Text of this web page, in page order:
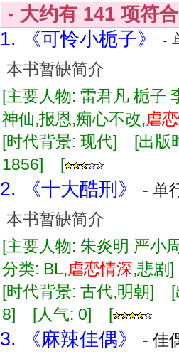
- 大约有 141 项符
1. 《可怜小栀子》
-
本书暂缺简介
[主要人物: 雷君凡 栀
神仙,报恩,痴心不改,虐
[时代背景: 现代] [出
1856] [
2. 《十大酷刑》
- 单
本书暂缺简介
[主要人物: 朱炎明 严
分类: BL,虐恋情深,悲
[时代背景: 古代,明朝]
8] [人气: 0] [
3. 《麻辣佳偶》
- 佳